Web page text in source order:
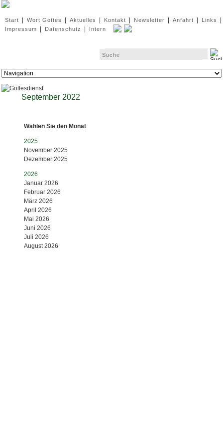
überspringen
Start Wort Gottes Aktuelles Kontakt Newsletter Anfahrt Links
Impressum Datenschutz Intern
Zielseite
September 2022
Wählen Sie den Monat
2025
November 2025
Dezember 2025
2026
Januar 2026
Februar 2026
März 2026
April 2026
Mai 2026
Juni 2026
Juli 2026
August 2026